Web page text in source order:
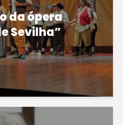
da ópera
Sevilha”